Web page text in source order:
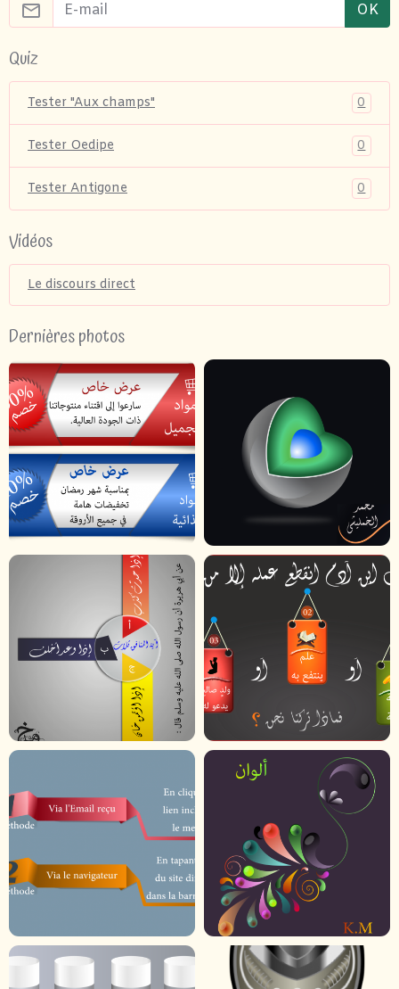
OK
Quiz
Tester "Aux champs" 0
Tester Oedipe 0
Tester Antigone 0
Vidéos
Le discours direct
Dernières photos